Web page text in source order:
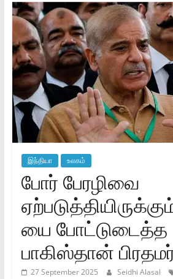
இந்தியா உலகம்
போர் பேரழிவை
யை போட்டுடைத்த
பாகிஸ்தான்
27 September 2025 Seidhi Alasal